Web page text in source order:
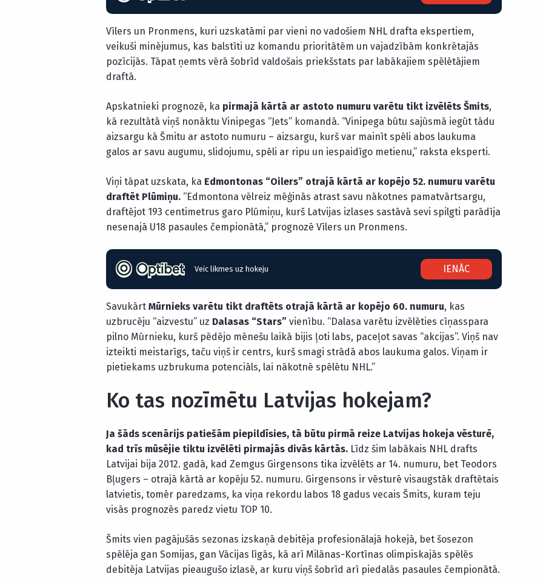
Vīlers un Pronmens, kuri uzskatāmi par vieni no vadošiem NHL drafta ekspertiem,
veikuši minējumus, kas balstīti uz komandu prioritātēm un vajadzībām konkrētajās
pozīcijās. Tāpat ņemts vērā šobrīd valdošais priekšstats par labākajiem spēlētājiem
draftā.
Apskatnieki prognozē, ka pirmajā kārtā ar astoto numuru varētu tikt izvēlēts Šmits,
kā rezultātā viņš nonāktu Vinipegas “Jets” komandā. “Vinipega būtu sajūsmā iegūt tādu
aizsargu kā Šmitu ar astoto numuru – aizsargu, kurš var mainīt spēli abos laukuma
galos ar savu augumu, slidojumu, spēli ar ripu un iespaidīgo metienu,” raksta eksperti.
Viņi tāpat uzskata, ka Edmontonas “Oilers” otrajā kārtā ar kopējo 52. numuru varētu
draftēt Plūmiņu. “Edmontona vēlreiz mēģinās atrast savu nākotnes pamatvārtsargu,
draftējot 193 centimetrus garo Plūmiņu, kurš Latvijas izlases sastāvā sevi spilgti parādīja
nesenajā U18 pasaules čempionātā,” prognozē Vīlers un Pronmens.
Veic likmes uz hokeju IENĀC
Savukārt Mūrnieks varētu tikt draftēts otrajā kārtā ar kopējo 60. numuru, kas
uzbrucēju “aizvestu” uz Dalasas “Stars” vienību. “Dalasa varētu izvēlēties cīņasspara
pilno Mūrnieku, kurš pēdējo mēnešu laikā bijis ļoti labs, paceļot savas “akcijas”. Viņš nav
izteikti meistarīgs, taču viņš ir centrs, kurš smagi strādā abos laukuma galos. Viņam ir
pietiekams uzbrukuma potenciāls, lai nākotnē spēlētu NHL.”
Ko tas nozīmētu Latvijas hokejam?
Ja šāds scenārijs patiešām piepildīsies, tā būtu pirmā reize Latvijas hokeja vēsturē,
kad trīs mūsējie tiktu izvēlēti pirmajās divās kārtās. Līdz šim labākais NHL drafts
Latvijai bija 2012. gadā, kad Zemgus Girgensons tika izvēlēts ar 14. numuru, bet Teodors
Bļugers – otrajā kārtā ar kopēju 52. numuru. Girgensons ir vēsturē visaugstāk draftētais
latvietis, tomēr paredzams, ka viņa rekordu labos 18 gadus vecais Šmits, kuram teju
visās prognozēs paredz vietu TOP 10.
Šmits vien pagājušās sezonas izskaņā debitēja profesionālajā hokejā, bet šosezon
spēlēja gan Somijas, gan Vācijas līgās, kā arī Milānas-Kortīnas olimpiskajās spēlēs
debitēja Latvijas pieaugušo izlasē, ar kuru viņš šobrīd arī piedalās pasaules čempionātā.